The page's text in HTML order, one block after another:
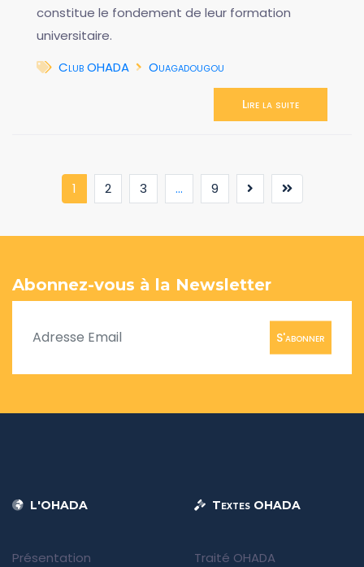
constitue le fondement de leur formation
universitaire.
Club OHADA
Ouagadougou
Lire la suite
1 (current)
2 3 ... 9
Abonnez-vous à la Newsletter
S'abonner
L'OHADA
Présentation
Textes OHADA
Traité OHADA